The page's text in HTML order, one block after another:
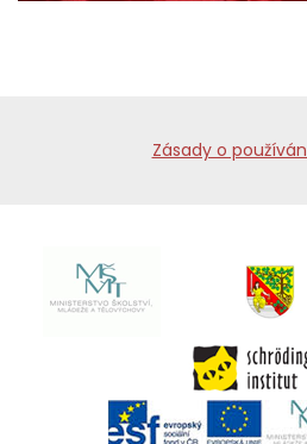
Zásady o